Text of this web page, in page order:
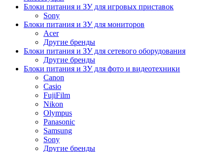
Блоки питания и ЗУ для игровых приставок
Sony
Блоки питания и ЗУ для мониторов
Acer
Другие бренды
Блоки питания и ЗУ для сетевого оборудования
Другие бренды
Блоки питания и ЗУ для фото и видеотехники
Canon
Casio
FujiFilm
Nikon
Olympus
Panasonic
Samsung
Sony
Другие бренды